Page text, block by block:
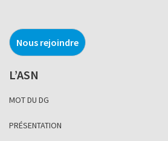
Nous rejoindre
L’ASN
MOT DU DG
PRÉSENTATION